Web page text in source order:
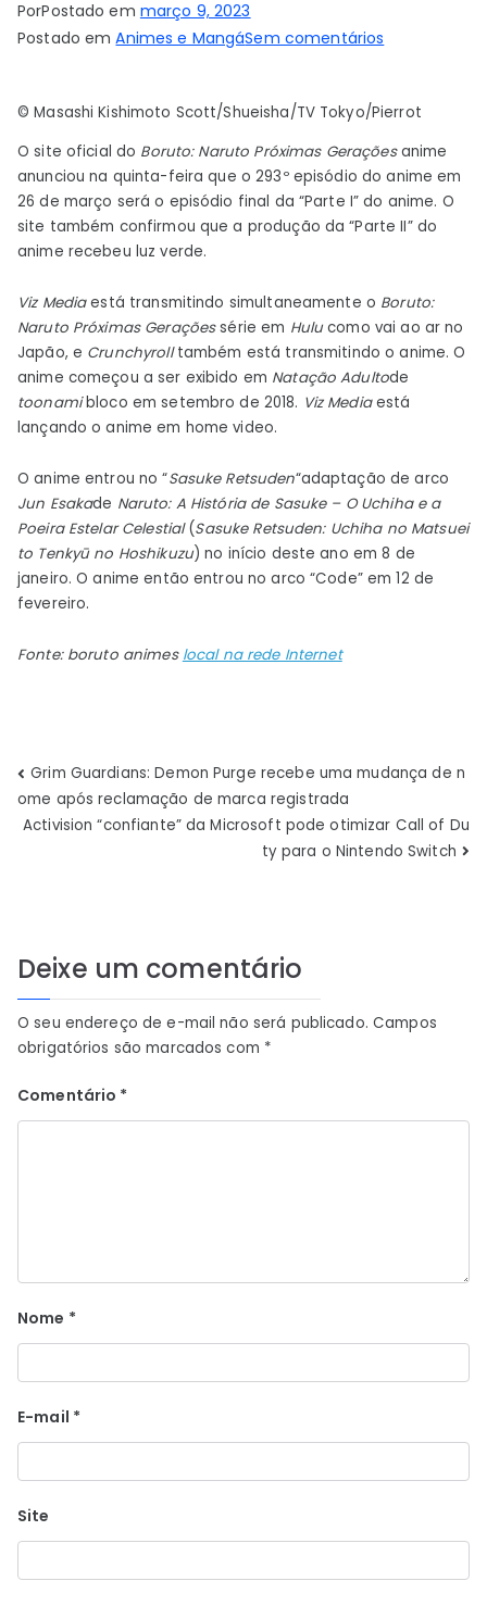
PorPostado em março 9, 2023
Postado emAnimes e MangáSem comentários
Termina
a
Parte
a
Março,
Com
a
Parte
–
Notícias
© Masashi Kishimoto Scott/Shueisha/TV Tokyo/Pierrot
O site oficial do Boruto: Naruto Próximas Geraçõesanime
anunciou na quinta-feira que o 293º episódio do anime em
26 de março será o episódio final da “Parte I” do anime. O
site também confirmou que a produção da “Parte II” do
anime recebeu luz verde.
Viz Mediaestá transmitindo simultaneamente o Boruto:
Naruto Próximas Geraçõessérie em Hulucomo vai ao ar no
Japão, e Crunchyrolltambém está transmitindo o anime. O
anime começou a ser exibido em Natação Adultode
toonamibloco em setembro de 2018. Viz Mediaestá
lançando o anime em home video.
O anime entrou no “Sasuke Retsuden“adaptação de arco
Jun Esakade Naruto: A História de Sasuke – O Uchiha e a
Poeira Estelar Celestial(Sasuke Retsuden: Uchiha no Matsuei
to Tenkyū no Hoshikuzu) no início deste ano em 8 de
janeiro. O anime então entrou no arco “Code” em 12 de
fevereiro.
Fonte: borutoanimes local na rede Internet
Navegação
de
Grim Guardians: Demon Purge recebe uma mudança de n
ome após reclamação de marca registrada
Activision “confiante” da Microsoft pode otimizar Call of Du
ty para o Nintendo Switch
Deixe um comentário
O seu endereço de e-mail não será publicado. Campos
obrigatórios são marcados com *
Comentário *
Nome *
E-mail *
Site